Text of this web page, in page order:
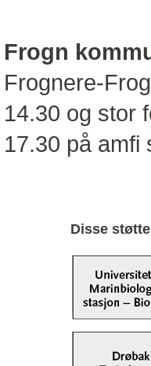
Frogn
Frognere-
14.30 og stor
17.30 på amfi
Disse